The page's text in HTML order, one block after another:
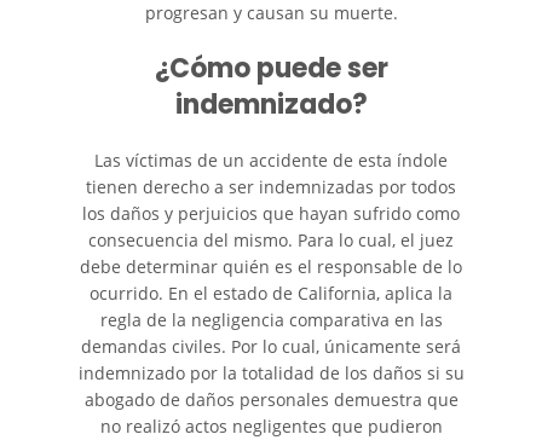
progresan y causan su muerte.
¿Cómo puede ser
indemnizado?
Las víctimas de un accidente de esta índole
tienen derecho a ser indemnizadas por todos
los daños y perjuicios que hayan sufrido como
consecuencia del mismo. Para lo cual, el juez
debe determinar quién es el responsable de lo
ocurrido. En el estado de California, aplica la
regla de la negligencia comparativa en las
demandas civiles. Por lo cual, únicamente será
indemnizado por la totalidad de los daños si su
abogado de daños personales demuestra que
no realizó actos negligentes que pudieron